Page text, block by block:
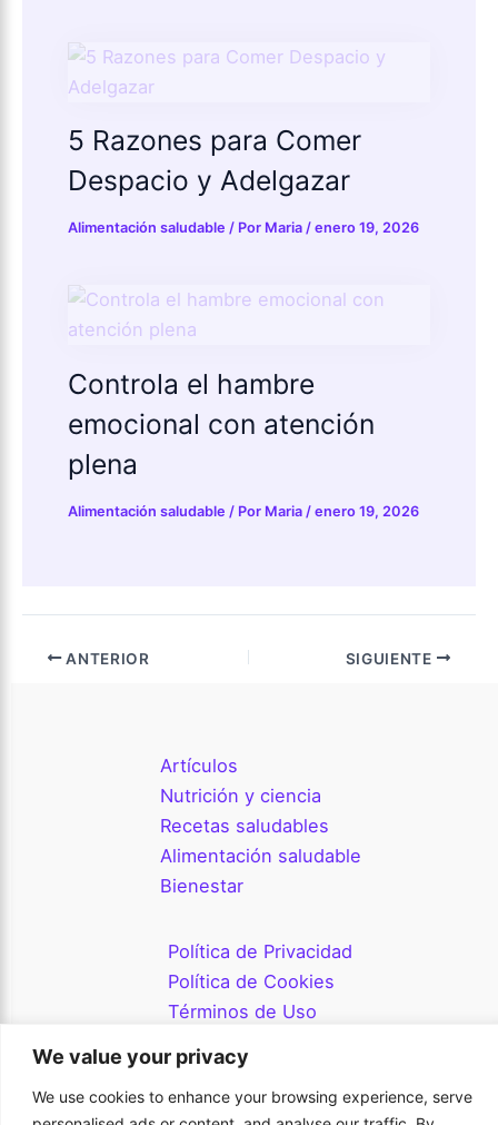
We value your privacy
We use cookies to enhance your browsing experience, serve
5 Razones para Comer
Despacio y Adelgazar
Alimentación saludable / Por Maria /enero 19, 2026
Controla el hambre
emocional con atención
plena
Alimentación saludable / Por Maria /enero 19, 2026
ANTERIOR SIGUIENTE
Artículos
Nutrición y ciencia
Recetas saludables
Alimentación saludable
Bienestar
Política de Privacidad
Política de Cookies
Términos de Uso
Derechos de autor © 2026 Chamela